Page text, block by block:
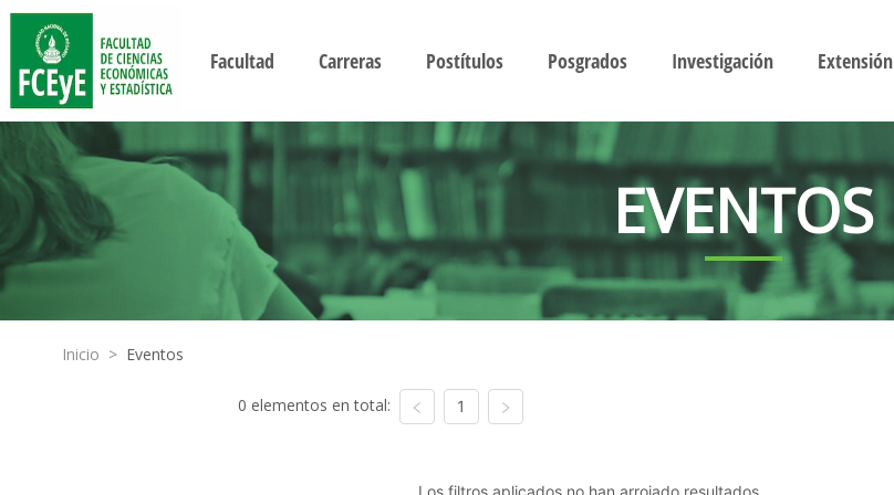
Facultad Carreras Postítulos Posgrados Investigación Extensión
EVENTOS
Inicio > Eventos
0 elementos en total: 1
Los filtros aplicados no han arrojado resultados